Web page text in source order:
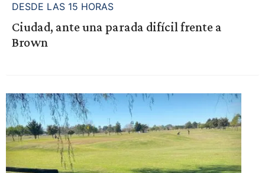
DESDE LAS 15 HORAS
Ciudad, ante una parada difícil frente a
Brown